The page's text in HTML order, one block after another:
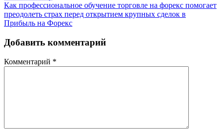
Как профессиональное обучение торговле на форекс помогает
преодолеть страх перед открытием крупных сделок в
Прибыль на Форекс
Добавить комментарий
Комментарий *